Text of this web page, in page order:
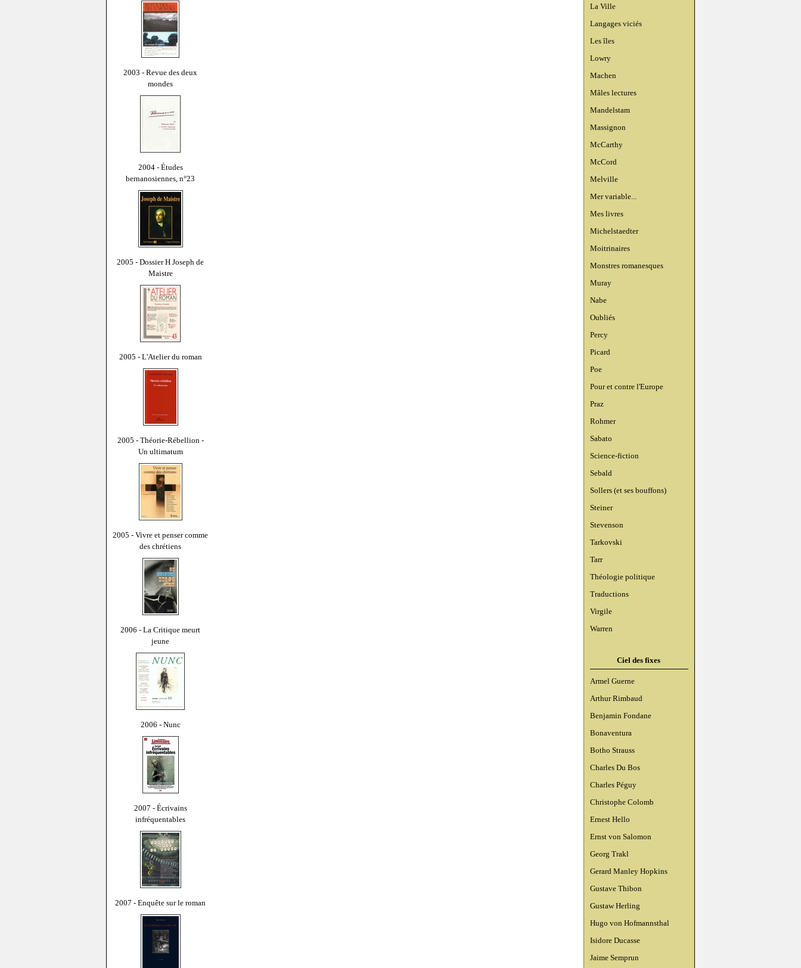
2003 - Revue des deux
mondes
2004 - Études
bernanosiennes, n°23
2005 - Dossier H Joseph de
Maistre
2005 - L'Atelier du roman
2005 - Théorie-Rébellion -
Un ultimatum
2005 - Vivre et penser comme
des chrétiens
2006 - La Critique meurt
jeune
2006 - Nunc
2007 - Écrivains
infréquentables
2007 - Enquête sur le roman
La Ville
Langages viciés
Les îles
Lowry
Machen
Mâles lectures
Mandelstam
Massignon
McCarthy
McCord
Melville
Mer variable...
Mes livres
Michelstaedter
Moitrinaires
Monstres romanesques
Muray
Nabe
Oubliés
Percy
Picard
Poe
Pour et contre l'Europe
Praz
Rohmer
Sabato
Science-fiction
Sebald
Sollers (et ses bouffons)
Steiner
Stevenson
Tarkovski
Tarr
Théologie politique
Traductions
Virgile
Warren
Ciel des fixes
Armel Guerne
Arthur Rimbaud
Benjamin Fondane
Bonaventura
Botho Strauss
Charles Du Bos
Charles Péguy
Christophe Colomb
Ernest Hello
Ernst von Salomon
Georg Trakl
Gerard Manley Hopkins
Gustave Thibon
Gustaw Herling
Hugo von Hofmannsthal
Isidore Ducasse
Jaime Semprun